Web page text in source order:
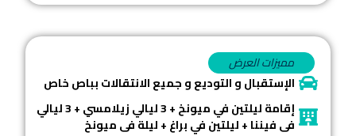
مميزات العرض
الإستقبال و التوديع و جميع الانتقالات بباص خاص
إقامة ليلتين في ميونخ + 3 ليالي زيلامسي + 3 ليالي
فى فيننا + ليلتين في براغ + ليلة فى ميونخ